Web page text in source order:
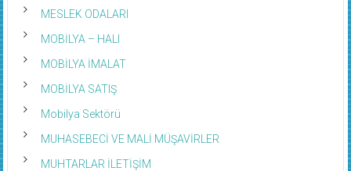
MESLEK ODALARI
MOBİLYA – HALI
MOBİLYA İMALAT
MOBİLYA SATIŞ
Mobilya Sektörü
MUHASEBECİ VE MALİ MÜŞAVİRLER
MUHTARLAR İLETİŞİM